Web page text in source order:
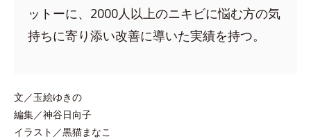
ットーに、2000人以上のニキビに悩む方の気
持ちに寄り添い改善に導いた実績を持つ。
文／玉絵ゆきの
編集／神谷日向子
イラスト／黒猫まなこ